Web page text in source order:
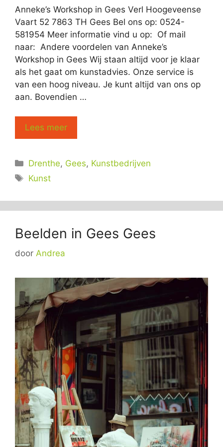
Anneke’s Workshop in Gees Verl Hoogeveense
Vaart 52 7863 TH Gees Bel ons op: 0524-
581954 Meer informatie vind u op: Of mail
naar: Andere voordelen van Anneke’s
Workshop in Gees Wij staan altijd voor je klaar
als het gaat om kunstadvies. Onze service is
van een hoog niveau. Je kunt altijd van ons op
aan. Bovendien …
Lees meer
Categorieën
Drenthe, Gees, Kunstbedrijven
Tags
Kunst
Beelden in Gees Gees
door Andrea